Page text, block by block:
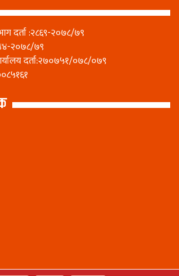
दर्ता :२८६९-२०७८/७९
२०७८/७९
दर्ता:२७०७५१/०७८/०७९